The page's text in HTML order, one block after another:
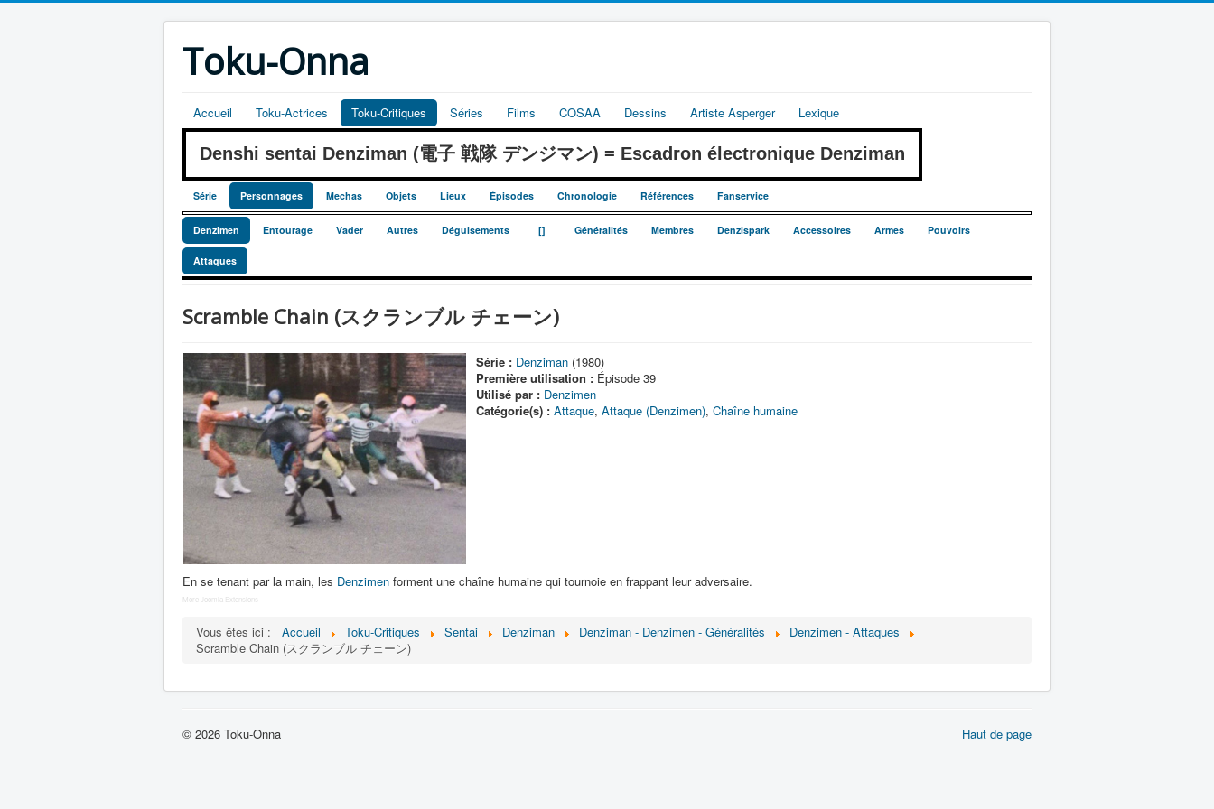
Toku-Onna
Accueil Toku-Actrices Toku-Critiques Séries Films COSAA Dessins Artiste Asperger Lexique
Denshi sentai Denziman (電子 戦隊 デンジマン) = Escadron électronique Denziman
Série Personnages Mechas Objets Lieux Épisodes Chronologie Références Fanservice
Denzimen Entourage Vader Autres Déguisements [] Généralités Membres Denzispark Accessoires Armes Pouvoirs
Attaques
Scramble Chain (スクランブル チェーン)
Série : Denziman(1980)
Première utilisation :Épisode 39
Utilisé par : Denzimen
Catégorie(s) : Attaque, Attaque (Denzimen), Chaîne humaine
En se tenant par la main, les Denzimen forment une chaîne humaine qui tournoie en frappant leur adversaire.
More Joomla Extensions
Vous êtes ici : Accueil Toku-Critiques Sentai Denziman Denziman - Denzimen - Généralités
Denzimen - Attaques
Scramble Chain (スクランブル チェーン)
Haut de page
© 2026 Toku-Onna